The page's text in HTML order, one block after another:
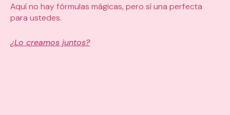
Aquí no hay fórmulas mágicas, pero sí una perfecta
para ustedes.
¿Lo creamos juntos?